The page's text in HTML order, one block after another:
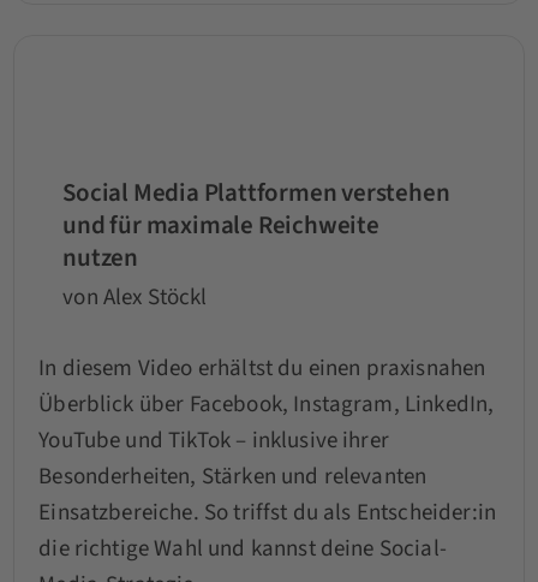
Social Media Plattformen verstehen
und für maximale Reichweite
nutzen
von Alex Stöckl
In diesem Video erhältst du einen praxisnahen
Überblick über Facebook, Instagram, LinkedIn,
YouTube und TikTok – inklusive ihrer
Besonderheiten, Stärken und relevanten
Einsatzbereiche. So triffst du als Entscheider:in
die richtige Wahl und kannst deine Social-